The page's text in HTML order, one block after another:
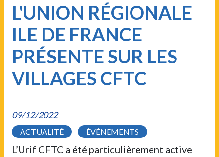
L'UNION RÉGIONALE
ILE DE FRANCE
PRÉSENTE SUR LES
VILLAGES CFTC
09/12/2022
ACTUALITÉ ÉVÉNEMENTS
L’Urif CFTC a été particulièrement active